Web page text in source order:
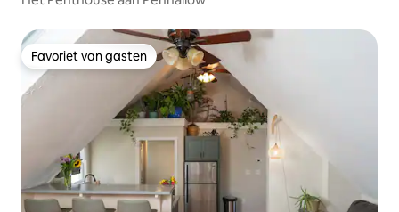
Favoriet van gasten
Favoriet van gasten